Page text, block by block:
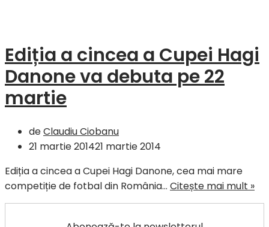
Ediția a cincea a Cupei Hagi
Danone va debuta pe 22
martie
deClaudiu Ciobanu
21 martie 201421 martie 2014
Ediția a cincea a Cupei Hagi Danone, cea mai mare
competiție de fotbal din România… Citește mai mult »
a